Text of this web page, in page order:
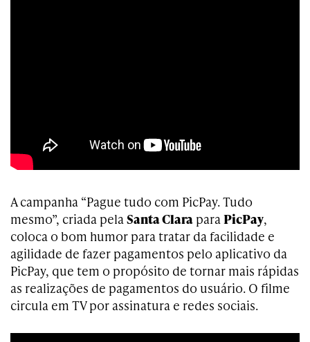
A campanha “Pague tudo com PicPay. Tudo
mesmo”, criada pelaSanta Clara paraPicPay,
coloca o bom humor para tratar da facilidade e
agilidade de fazer pagamentos pelo aplicativo da
PicPay, que tem o propósito de tornar mais rápidas
as realizações de pagamentos do usuário. O filme
circula em TV por assinatura e redes sociais.